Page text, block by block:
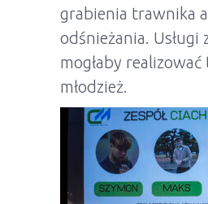
grabienia trawnika
odśnieżania. Usługi
mogłaby realizować
młodzież.